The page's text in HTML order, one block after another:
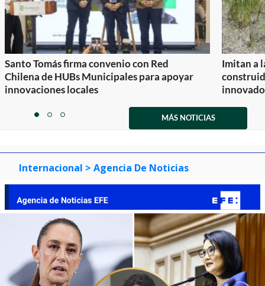
Santo Tomás firma convenio con Red
Chilena de HUBs Municipales para apoyar
innovaciones locales
Imitan a
itemitemitem
MÁS NOTICIAS
Internacional > Agencia De Noticias